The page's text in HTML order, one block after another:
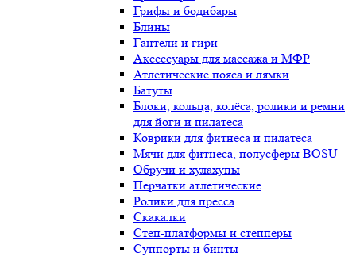
Грифы и бодибары
Блины
Гантели и гири
Аксессуары для массажа и МФР
Атлетические пояса и лямки
Батуты
Блоки, кольца, колёса, ролики и ремни
для йоги и пилатеса
Коврики для фитнеса и пилатеса
Мячи для фитнеса, полусферы BOSU
Обручи и хулахупы
Перчатки атлетические
Ролики для пресса
Скакалки
Степ-платформы и степперы
Суппорты и бинты